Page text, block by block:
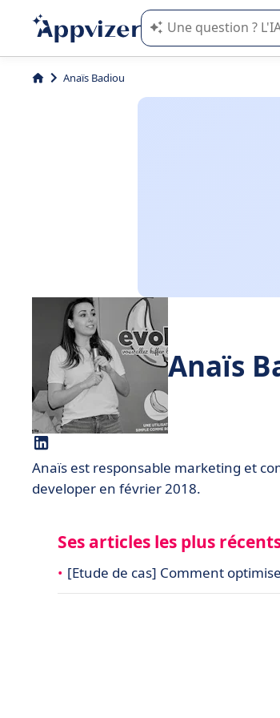
L'IA de Appvizer
Anaïs Badiou
Anaïs
Anaïs est responsable marketing et
developer en février 2018.
Ses articles les plus
[Etude de cas] Comment